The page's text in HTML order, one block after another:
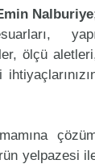
Nalburiye
ölçü
yelpazesi